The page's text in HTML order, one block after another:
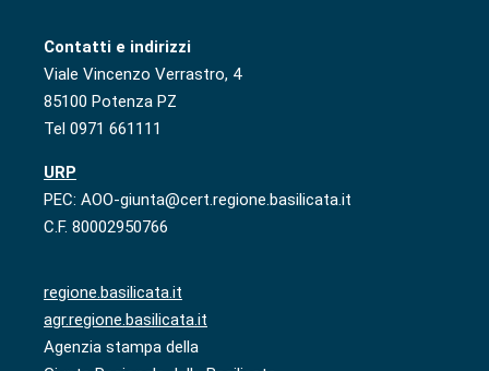
Contatti e indirizzi
Viale Vincenzo Verrastro, 4
85100 Potenza PZ
Tel 0971 661111
URP
PEC: AOO-giunta@cert.regione.basilicata.it
C.F. 80002950766
regione.basilicata.it
agr.regione.basilicata.it
Agenzia stampa della